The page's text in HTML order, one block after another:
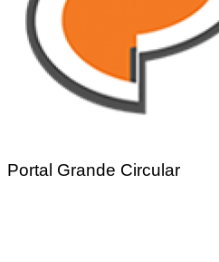
Portal Grande Circular